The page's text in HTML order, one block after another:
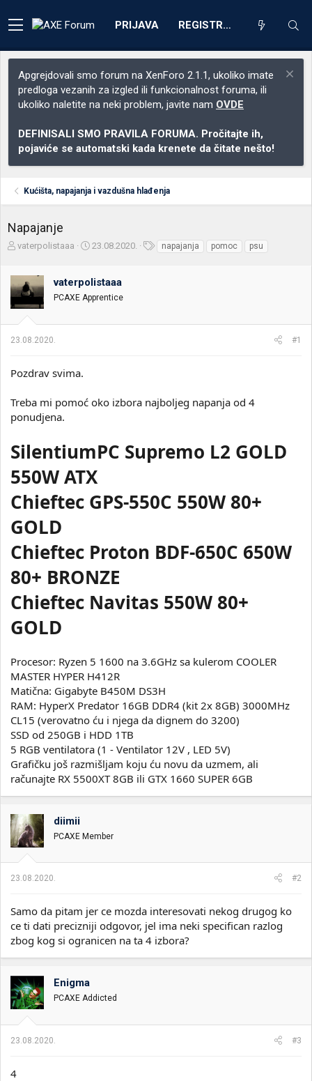
PRIJAVA REGISTRACIJA
Apgrejdovali smo forum na XenForo 2.1.1, ukoliko imate
predloga vezanih za izgled ili funkcionalnost foruma, ili
ukoliko naletite na neki problem, javite nam OVDE
DEFINISALI SMO PRAVILA FORUMA. Pročitajte ih,
pojaviće se automatski kada krenete da čitate nešto!
Kućišta, napajanja i vazdušna hlađenja
Napajanje
Z
e
t
n
t
m
vaterpolistaaa
D
u
m
j
23.08.2020. napajanja pomoc psu
vaterpolistaaa
PCAXE Apprentice
23.08.2020. #1
Pozdrav svima.
Treba mi pomoć oko izbora najboljeg napanja od 4
ponudjena.
SilentiumPC Supremo L2 GOLD
550W ATX
Chieftec GPS-550C 550W 80+
GOLD
Chieftec Proton BDF-650C 650W
80+ BRONZE
Chieftec Navitas 550W 80+
GOLD
Procesor: Ryzen 5 1600 na 3.6GHz sa kulerom COOLER
MASTER HYPER H412R
Matična: Gigabyte B450M DS3H
RAM: HyperX Predator 16GB DDR4 (kit 2x 8GB) 3000MHz
CL15 (verovatno ću i njega da dignem do 3200)
SSD od 250GB i HDD 1TB
5 RGB ventilatora (1 - Ventilator 12V , LED 5V)
Grafičku još razmišljam koju ću novu da uzmem, ali
računajte RX 5500XT 8GB ili GTX 1660 SUPER 6GB
diimii
PCAXE Member
23.08.2020. #2
Samo da pitam jer ce mozda interesovati nekog drugog ko
ce ti dati precizniji odgovor, jel ima neki specifican razlog
zbog kog si ogranicen na ta 4 izbora?
Enigma
PCAXE Addicted
23.08.2020. #3
4